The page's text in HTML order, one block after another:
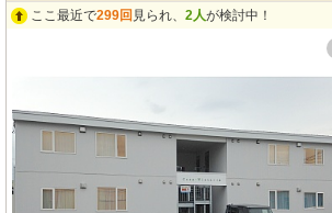
ーを完備し、お料理もスムーズです。周辺環境も充実
グまで徒歩2分、Maxvaluまで徒歩5分。ほっともっと
も近く、日々のお買い物やお食事に大変便利です。
られ、駐車場も月額1,000円でご利用いただけます。
ここ最近で299回 見られ、 2人が検討中！